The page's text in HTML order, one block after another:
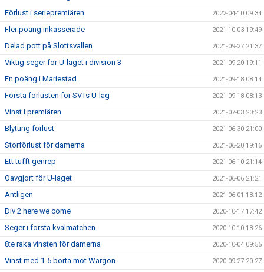
Förlust i seriepremiären 2022-04-10 09:34
Fler poäng inkasserade 2021-10-03 19:49
Delad pott på Slottsvallen 2021-09-27 21:37
Viktig seger för U-laget i division 3 2021-09-20 19:11
En poäng i Mariestad 2021-09-18 08:14
Första förlusten för SVTs U-lag 2021-09-18 08:13
Vinst i premiären 2021-07-03 20:23
Blytung förlust 2021-06-30 21:00
Storförlust för damerna 2021-06-20 19:16
Ett tufft genrep 2021-06-10 21:14
Oavgjort för U-laget 2021-06-06 21:21
Äntligen 2021-06-01 18:12
Div 2 here we come 2020-10-17 17:42
Seger i första kvalmatchen 2020-10-10 18:26
8:e raka vinsten för damerna 2020-10-04 09:55
Vinst med 1-5 borta mot Wargön 2020-09-27 20:27